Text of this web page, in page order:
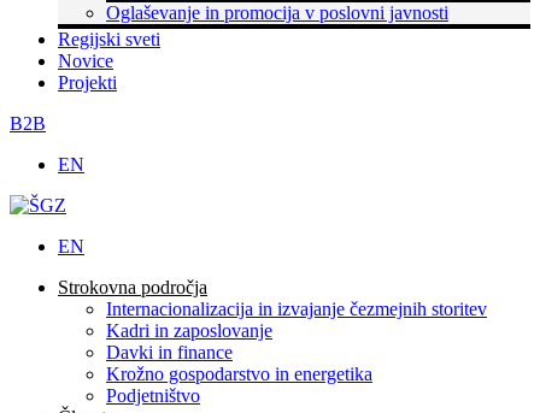
Oglaševanje in promocija v poslovni javnosti
Regijski sveti
Novice
Projekti
B2B
EN
EN
Strokovna področja
Internacionalizacija in izvajanje čezmejnih storitev
Kadri in zaposlovanje
Davki in finance
Krožno gospodarstvo in energetika
Podjetništvo